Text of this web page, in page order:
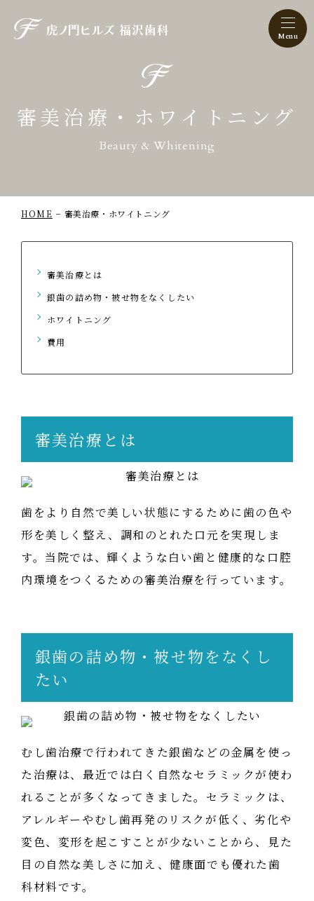
虎ノ門ヒルズ 福沢歯科
審美治療・ホワイトニング
Beauty & Whitening
HOME 審美治療・ホワイトニング
審美治療とは
銀歯の詰め物・被せ物をなくしたい
ホワイトニング
費用
審美治療とは
歯をより自然で美しい状態にするために歯の色や
形を美しく整え、調和のとれた口元を実現しま
す。当院では、輝くような白い歯と健康的な口腔
内環境をつくるための審美治療を行っています。
銀歯の詰め物・被せ物をなくし
たい
むし歯治療で行われてきた銀歯などの金属を使っ
た治療は、最近では白く自然なセラミックが使わ
れることが多くなってきました。セラミックは、
アレルギーやむし歯再発のリスクが低く、劣化や
変色、変形を起こすことが少ないことから、見た
目の自然な美しさに加え、健康面でも優れた歯
科材料です。